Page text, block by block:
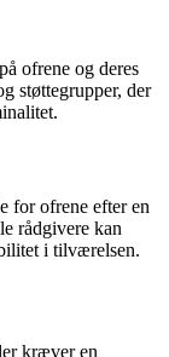
ofrene og deres
støttegrupper, der
for ofrene efter en
rådgivere kan
i tilværelsen.
kræver en